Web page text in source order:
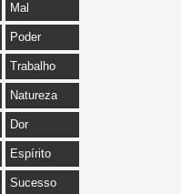
Mal
Poder
Trabalho
Natureza
Dor
Espírito
Sucesso